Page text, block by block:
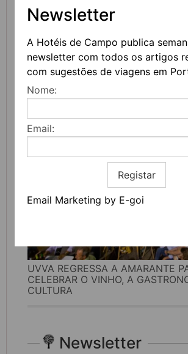
Newsletter
A Hotéis de Campo publica
newsletter com todos os artigos
com sugestões de viagens em
Nome:
Email:
Registar
Email Marketing by E-goi
FEIRA DO LIVRO DO PORTO
MAIS DE 200 ATIVIDADES
LITERATURA, MÚSICA E
UVVA REGRESSA A AMARANTE
CELEBRAR O VINHO, A
CULTURA
Newsletter